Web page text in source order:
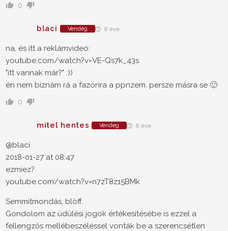
0
blaci Vendég 8 éve
na, és itt a reklámvideó:
youtube.com/watch?v=VE-Qs7k_43s
"itt vannak már?" :))
én nem bíznám rá a fazonra a ppnzem. persze másra se 🙂
0
mitel hentes Vendég 8 éve
@blaci
2018-01-27 at 08:47
ezmiez?
youtube.com/watch?v=n7zT8z15BMk
Semmitmondás, blöff.
Gondolom az üdülési jogok értékesítésébe is ezzel a
fellengzős mellébeszéléssel vonták be a szerencsétlen